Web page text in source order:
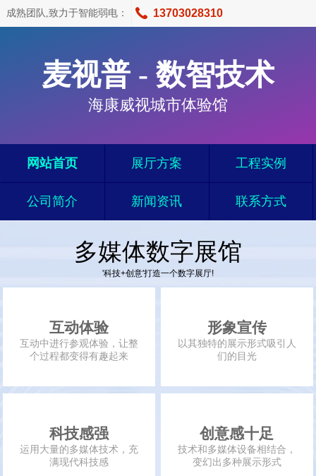
成熟团队,致力于智能弱电： 13703028310
麦视普 - 数智技术
海康威视城市体验馆
网站首页 展厅方案 工程实例
公司简介 新闻资讯 联系方式
多媒体数字展馆
'科技+创意'打造一个数字展厅!
互动体验
互动中进行参观体验，让整
个过程都变得有趣起来
形象宣传
以其独特的展示形式吸引人
们的目光
科技感强
运用大量的多媒体技术，充
满现代科技感
创意感十足
技术和多媒体设备相结合，
变幻出多种展示形式